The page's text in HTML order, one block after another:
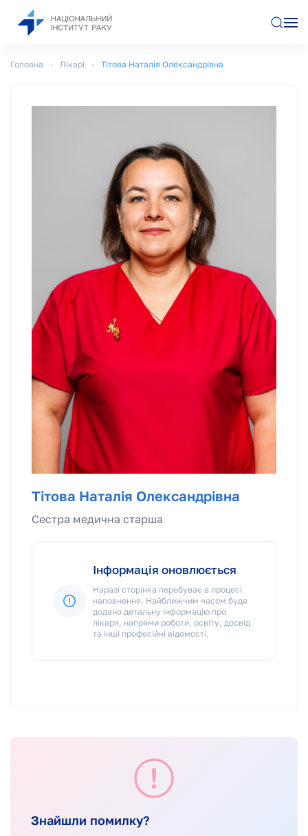
Головна Лікарі Тітова Наталія Олександрівна
Тітова Наталія Олександрівна
Сестра медична старша
Інформація оновлюється
Наразі сторінка перебуває в процесі
наповнення. Найближчим часом буде
додано детальну інформацію про
лікаря, напрями роботи, освіту, досвід
та інші професійні відомості.
Знайшли помилку?